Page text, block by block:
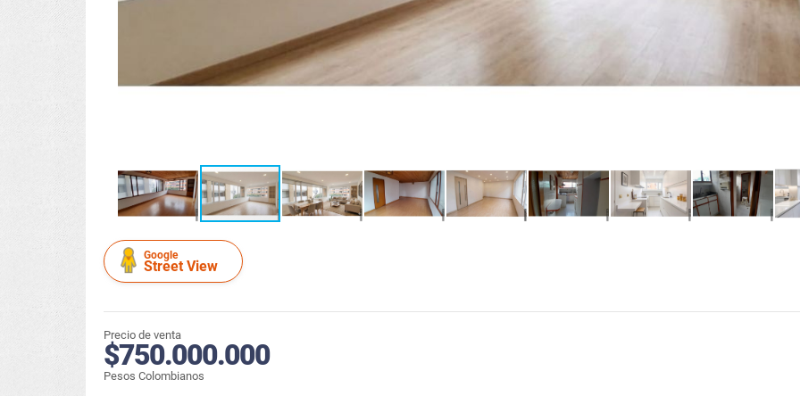
Google
Street View
Precio de venta
$750.000.000
Pesos Colombianos